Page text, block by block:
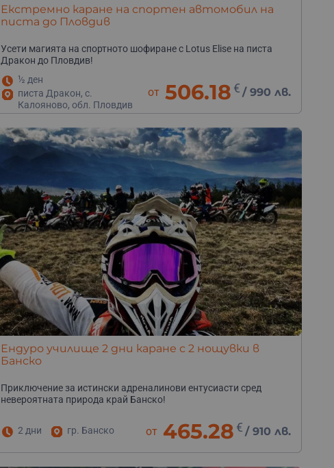
Екстремно каране на спортен автомобил на
писта до Пловдив
Усети магията на спортното шофиране с Lotus Elise на писта
Дракон до Пловдив!
½ ден
писта Дракон, с.
Калояново, обл. Пловдив
от 506.18 € / 990 лв.
Ендуро училище 2 дни каране с 2 нощувки в
Банско
Приключение за истински адреналинови ентусиасти сред
невероятната природа край Банско!
2 дни гр. Банско от 465.28 € / 910 лв.